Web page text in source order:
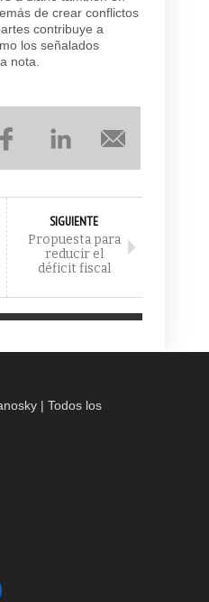
de crear conflictos
contribuye a
los señalados
nota.
SIGUIENTE
Propuesta para
reducir el
déficit fiscal
| Todos los